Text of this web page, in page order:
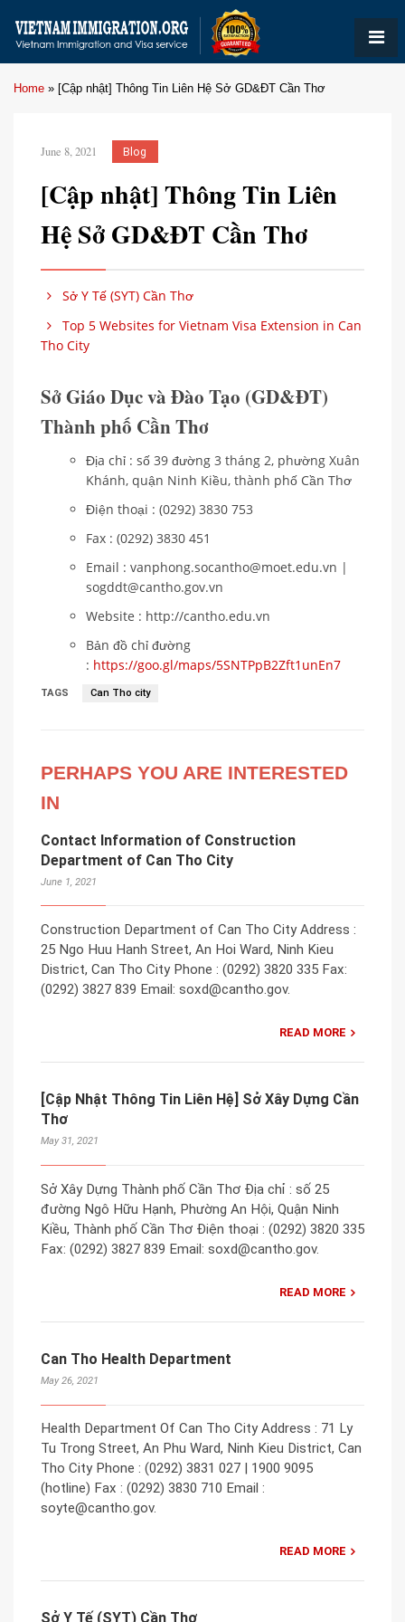
Home » [Cập nhật] Thông Tin Liên Hệ Sở GD&ĐT Cần Thơ
June 8, 2021 Blog
[Cập nhật] Thông Tin Liên
Hệ Sở GD&ĐT Cần Thơ
Sở Y Tế (SYT) Cần Thơ
Top 5 Websites for Vietnam Visa Extension in Can
Tho City
Sở Giáo Dục và Đào Tạo (GD&ĐT)
Thành phố Cần Thơ
Địa chỉ : số 39 đường 3 tháng 2, phường Xuân
Khánh, quận Ninh Kiều, thành phố Cần Thơ
Điện thoại : (0292) 3830 753
Fax : (0292) 3830 451
Email : vanphong.socantho@moet.edu.vn |
sogddt@cantho.gov.vn
Website : http://cantho.edu.vn
Bản đồ chỉ đường
: https://goo.gl/maps/5SNTPpB2Zft1unEn7
TAGS Can Tho city
PERHAPS YOU ARE INTERESTED
IN
Contact Information of Construction
Department of Can Tho City
June 1, 2021
Construction Department of Can Tho City Address :
25 Ngo Huu Hanh Street, An Hoi Ward, Ninh Kieu
District, Can Tho City Phone : (0292) 3820 335 Fax:
(0292) 3827 839 Email: soxd@cantho.gov.
READ MORE
[Cập Nhật Thông Tin Liên Hệ] Sở Xây Dựng Cần
Thơ
May 31, 2021
Sở Xây Dựng Thành phố Cần Thơ Địa chỉ : số 25
đường Ngô Hữu Hạnh, Phường An Hội, Quận Ninh
Kiều, Thành phố Cần Thơ Điện thoại : (0292) 3820 335
Fax: (0292) 3827 839 Email: soxd@cantho.gov.
READ MORE
Can Tho Health Department
May 26, 2021
Health Department Of Can Tho City Address : 71 Ly
Tu Trong Street, An Phu Ward, Ninh Kieu District, Can
Tho City Phone : (0292) 3831 027 | 1900 9095
(hotline) Fax : (0292) 3830 710 Email :
soyte@cantho.gov.
READ MORE
Sở Y Tế (SYT) Cần Thơ